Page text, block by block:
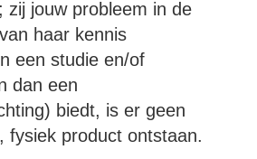
zij jouw probleem in de
haar kennis
een studie en/of
dan een
biedt, is er geen
fysiek product ontstaan.